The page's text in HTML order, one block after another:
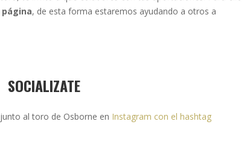
, de esta forma estaremos ayudando a otros a
SOCIALIZATE
al toro de Osborne en Instagram con el hashtag